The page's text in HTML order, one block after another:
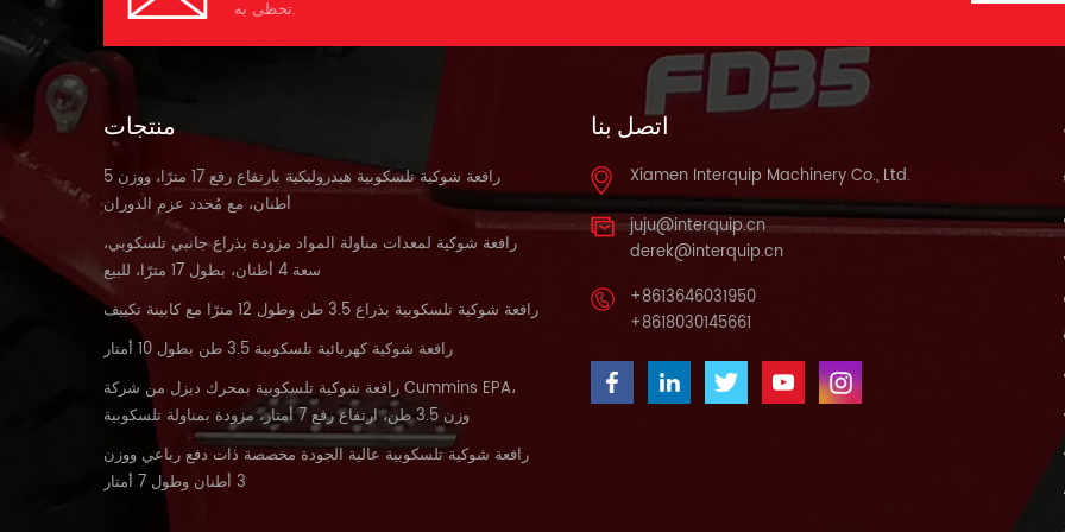
تحظى به.
منتجات
رافعة شوكية تلسكوبية هيدروليكية بارتفاع رفع 17 مترًا، ووزن 5
أطنان، مع مُحدد عزم الدوران
رافعة شوكية لمعدات مناولة المواد مزودة بذراع جانبي تلسكوبي،
سعة 4 أطنان، بطول 17 مترًا، للبيع
رافعة شوكية تلسكوبية بذراع 3.5 طن وطول 12 مترًا مع كابينة تكييف
رافعة شوكية كهربائية تلسكوبية 3.5 طن بطول 10 أمتار
رافعة شوكية تلسكوبية بمحرك ديزل من شركة Cummins EPA،
وزن 3.5 طن، ارتفاع رفع 7 أمتار، مزودة بمناولة تلسكوبية
رافعة شوكية تلسكوبية عالية الجودة مخصصة ذات دفع رباعي ووزن
3 أطنان وطول 7 أمتار
اتصل بنا
Xiamen Interquip Machinery Co., Ltd.
juju@interquip.cn
derek@interquip.cn
+8613646031950
+8618030145661